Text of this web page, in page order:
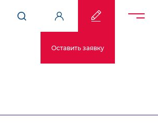
Оставить заявку